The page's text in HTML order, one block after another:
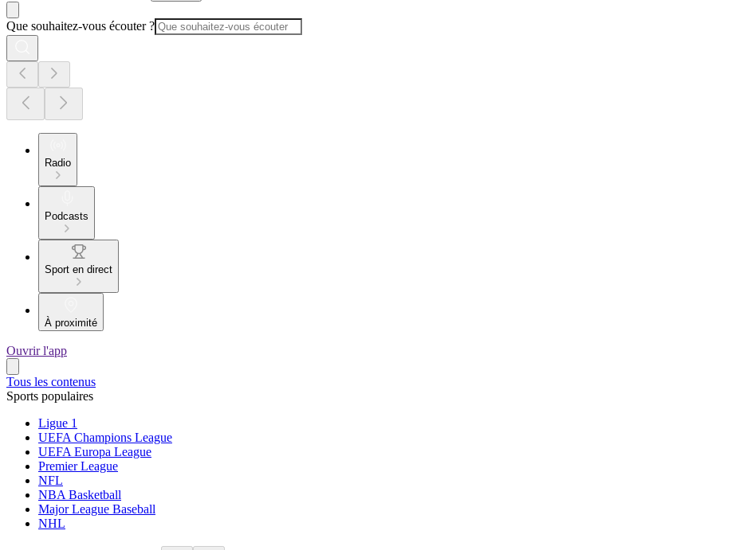
Que souhaitez-vous écouter ?
Radio
Podcasts
Sport en direct
À proximité
Ouvrir l'app
Tous les contenus
Sports populaires
Ligue 1
UEFA Champions League
UEFA Europa League
Premier League
NFL
NBA Basketball
Major League Baseball
NHL